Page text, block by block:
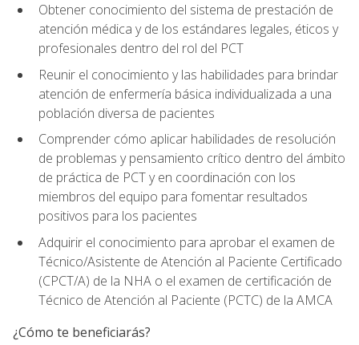
Obtener conocimiento del sistema de prestación de
atención médica y de los estándares legales, éticos y
profesionales dentro del rol del PCT
Reunir el conocimiento y las habilidades para brindar
atención de enfermería básica individualizada a una
población diversa de pacientes
Comprender cómo aplicar habilidades de resolución
de problemas y pensamiento crítico dentro del ámbito
de práctica de PCT y en coordinación con los
miembros del equipo para fomentar resultados
positivos para los pacientes
Adquirir el conocimiento para aprobar el examen de
Técnico/Asistente de Atención al Paciente Certificado
(CPCT/A) de la NHA o el examen de certificación de
Técnico de Atención al Paciente (PCTC) de la AMCA
¿Cómo te beneficiarás?